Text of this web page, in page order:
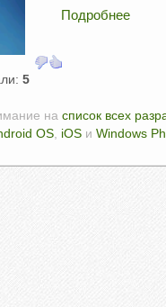
Подробнее
5
на список всех
OS iOS и Windows